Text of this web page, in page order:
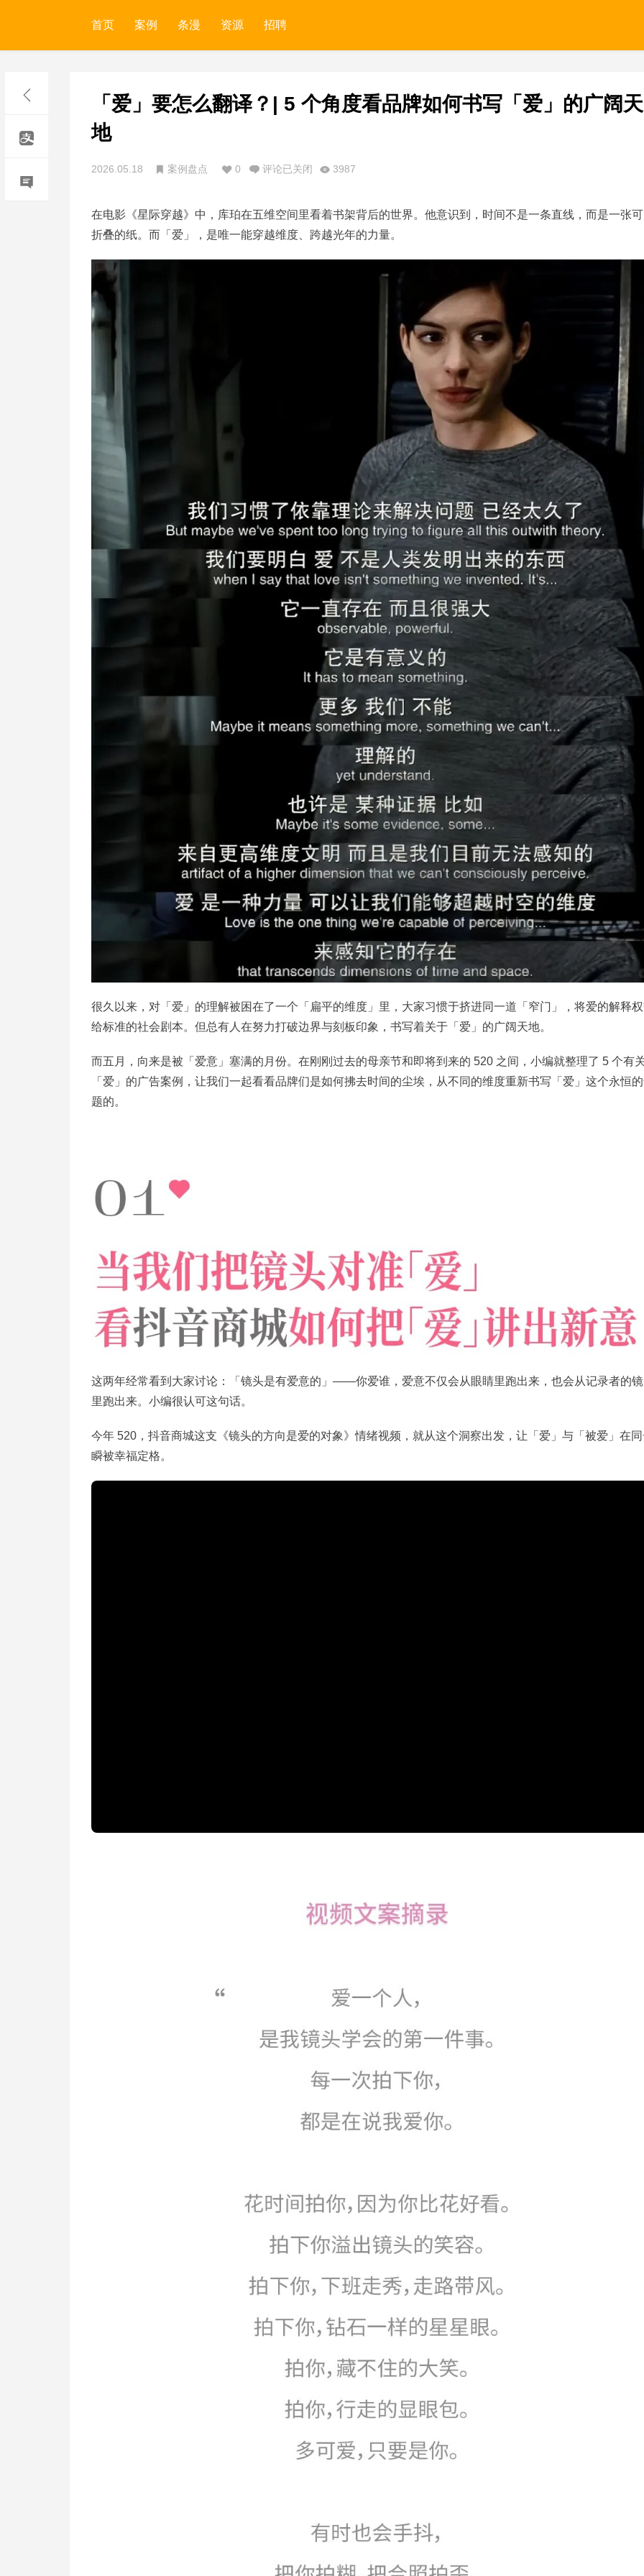
首页 案例 条漫 资源 招聘
「爱」要怎么翻译？| 5 个角度看品牌如何书写「爱」的广阔天
地
2026.05.18 案例盘点 0 评论已关闭 3987
在电影 《星际穿越》 中，库珀在五维空间里看着书架背后的世界。他意识到，时间不是一条直线，而是一张
折叠的纸。而「爱」，是唯一能穿越维度、跨越光年的力量。
很久以来，对「爱」的理解被困在了一个「扁平的维度」里，大家习惯于挤进同一道「窄门」，将爱的解释
给标准的社会剧本。但总有人在努力打破边界与刻板印象，书写着关于「爱」的广阔天地。
而五月，向来是被「爱意」塞满的月份。在刚刚过去的母亲节和即将到来的 520 之间，小编就整理了 5 个有
「爱」的广告案例，让我们一起看看品牌们是如何拂去时间的尘埃，从不同的维度重新书写「爱」这个永恒
题的。
这两年经常看到大家讨论：「镜头是有爱意的」——你爱谁，爱意不仅会从眼睛里跑出来，也会从记录者的
里跑出来。小编很认可这句话。
今年 520，抖音商城这支《镜头的方向是爱的对象》情绪视频，就从这个洞察出发，让「爱」与「被爱」在
瞬被幸福定格。